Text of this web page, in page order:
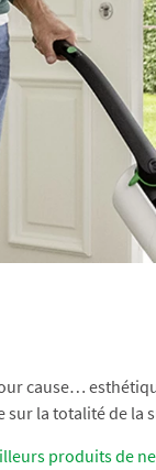
cause…
la totalité de
produits de